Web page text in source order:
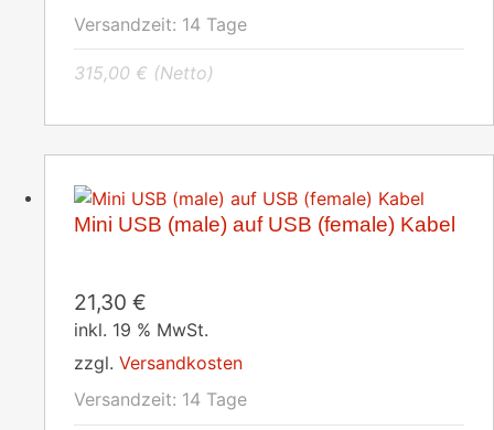
Versandzeit: 14 Tage
315,00 € (Netto)
Mini USB (male) auf USB (female) Kabel
21,30 €
inkl. 19 % MwSt.
zzgl. Versandkosten
Versandzeit: 14 Tage